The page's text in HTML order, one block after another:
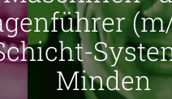
Minden